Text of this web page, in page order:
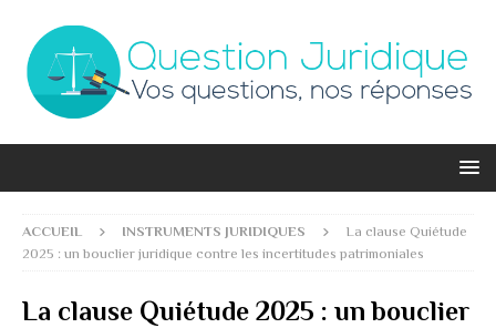
ACCUEIL INSTRUMENTS JURIDIQUES
La clause Quiétude
2025 : un bouclier juridique contre les incertitudes patrimoniales
La clause Quiétude 2025 : un bouclier